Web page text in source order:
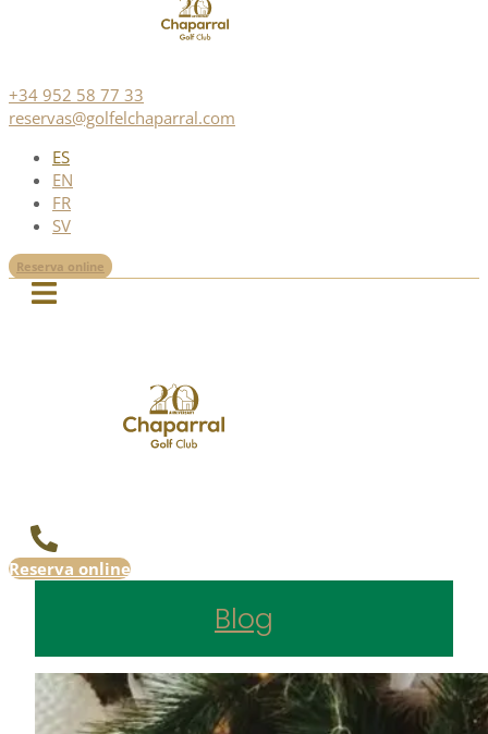
+34 952 58 77 33
reservas@golfelchaparral.com
ES
EN
FR
SV
Reserva online
Reserva online
Blog